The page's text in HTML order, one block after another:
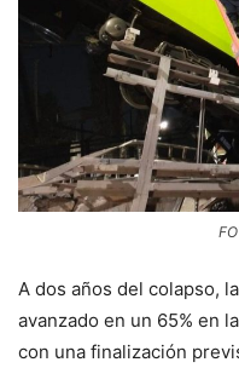
A dos años del colapso,
avanzado en un 65% en
con una finalización